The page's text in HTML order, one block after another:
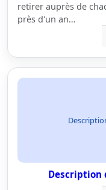
retirer auprès de
près d'un an…
Description